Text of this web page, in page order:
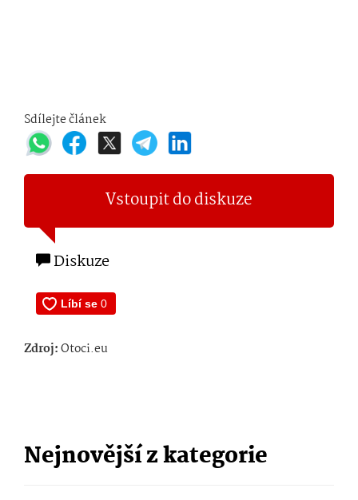
Sdílejte článek
Vstoupit do diskuze
Diskuze
Zdroj:Otoci.eu
Nejnovější z kategorie